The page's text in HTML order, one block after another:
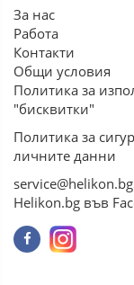
За нас
Работа
Контакти
Общи условия
Политика за
"бисквитки"
Политика за
личните данни
service@helikon.bg
Helikon.bg във